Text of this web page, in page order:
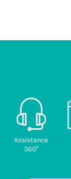
Assistance
360°